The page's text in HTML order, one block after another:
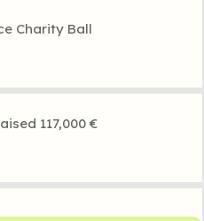
Charity Ball
117,000 €